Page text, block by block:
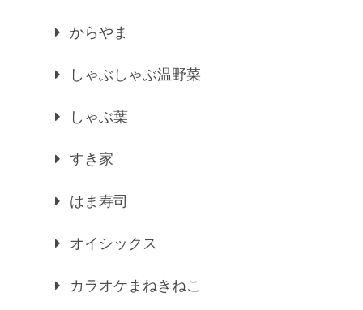
からやま
しゃぶしゃぶ温野菜
しゃぶ葉
すき家
はま寿司
オイシックス
カラオケまねきねこ